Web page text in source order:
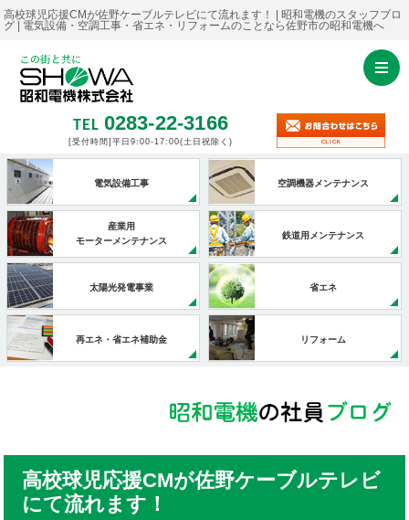
高校球児応援CMが佐野ケーブルテレビにて流れます！ | 昭和電機のスタッフブロ
グ | 電気設備・空調工事・省エネ・リフォームのことなら佐野市の昭和電機へ
TEL 0283-22-3166
[受付時間]平日9:00-17:00(土日祝除く)
電気設備工事 空調機器メンテナンス
産業用
モーターメンテナンス
鉄道用メンテナンス
太陽光発電事業 省エネ
再エネ・省エネ補助金 リフォーム
高校球児応援CMが佐野ケーブルテレビ
にて流れます！